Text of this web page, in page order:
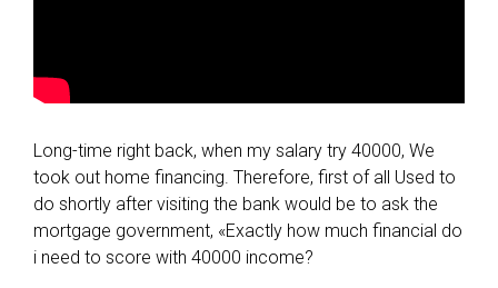
Long-time right back, when my salary try 40000, We
took out home financing. Therefore, first of all Used to
do shortly after visiting the bank would be to ask the
mortgage government, «Exactly how much financial do
i need to score with 40000 income?